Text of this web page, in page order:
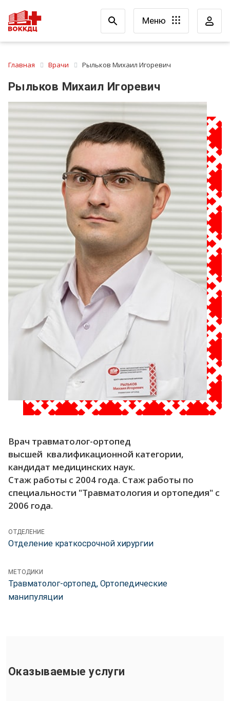
Меню
Главная Врачи Рыльков Михаил Игоревич
Рыльков Михаил Игоревич
Врач травматолог-ортопед
высшей квалификационной категории,
кандидат медицинских наук.
Стаж работы с 2004 года. Стаж работы по
специальности "Травматология и ортопедия" с
2006 года.
ОТДЕЛЕНИЕ
Отделение краткосрочной хирургии
МЕТОДИКИ
Травматолог-ортопед, Ортопедические
манипуляции
Оказываемые услуги